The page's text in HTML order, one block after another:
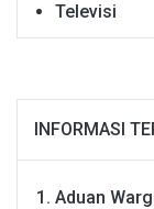
Televisi
INFORMASI
Aduan